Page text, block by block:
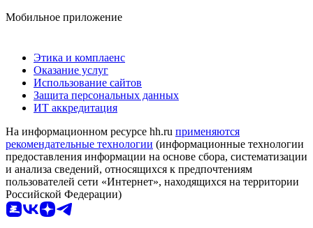
Мобильное приложение
Этика и комплаенс
Оказание услуг
Использование сайтов
Защита персональных данных
ИТ аккредитация
На информационном ресурсе hh.ru применяются
рекомендательные технологии (информационные технологии
предоставления информации на основе сбора, систематизации
и анализа сведений, относящихся к предпочтениям
пользователей сети «Интернет», находящихся на территории
Российской Федерации)